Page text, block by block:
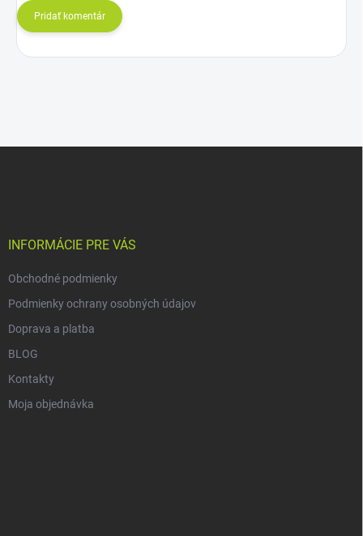
Pridať komentár
INFORMÁCIE PRE VÁS
Obchodné podmienky
Podmienky ochrany osobných údajov
Doprava a platba
BLOG
Kontakty
Moja objednávka